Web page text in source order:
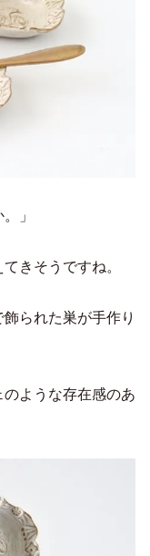
」
きそうですね。
られた巣が手作り
ような存在感のあ